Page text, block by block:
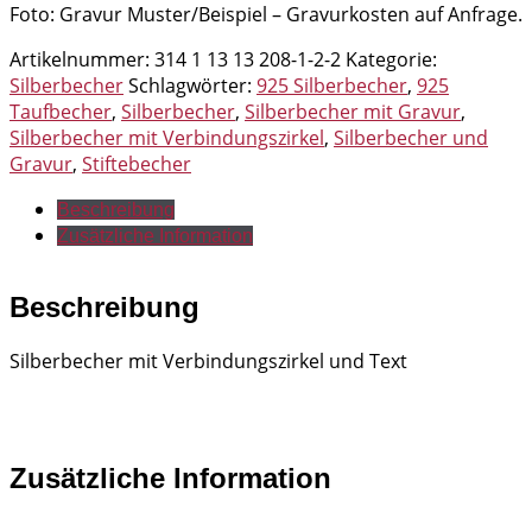
Foto: Gravur Muster/Beispiel – Gravurkosten auf Anfrage.
Artikelnummer: 314 1 13 13 208-1-2-2 Kategorie:
SilberbecherSchlagwörter: 925 Silberbecher, 925
Taufbecher, Silberbecher, Silberbecher mit Gravur,
Silberbecher mit Verbindungszirkel, Silberbecher und
Gravur, Stiftebecher
Beschreibung
Zusätzliche Information
Beschreibung
Silberbecher mit Verbindungszirkel und Text
Zusätzliche Information